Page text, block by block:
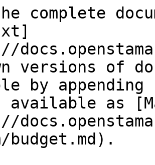
complete
versions of
by
available as
budget.md).